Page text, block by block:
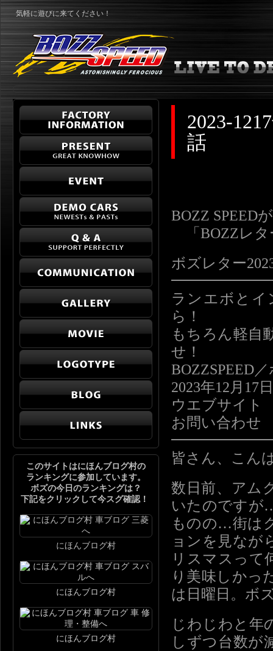
気軽に遊びに来てください！
2023-
話
BOZZ SPEED
「BOZZレタ
ボズレター
ランエボとイ
ら！
もちろん軽自
せ！
BOZZSPEED
2023年12月17
ウエブサイト
お問い合わせ
皆さん、こん
数日前、アム
いたのですが
ものの…街は
ョンを見なが
リスマスっ
り美味しかっ
は日曜日。ボ
じわじわと年
しずつ台数が
このサイトはにほんブログ村の
ランキングに参加しています。
ボズの今日のランキングは？
下記をクリックして今スグ確認！
にほんブログ村
にほんブログ村
にほんブログ村